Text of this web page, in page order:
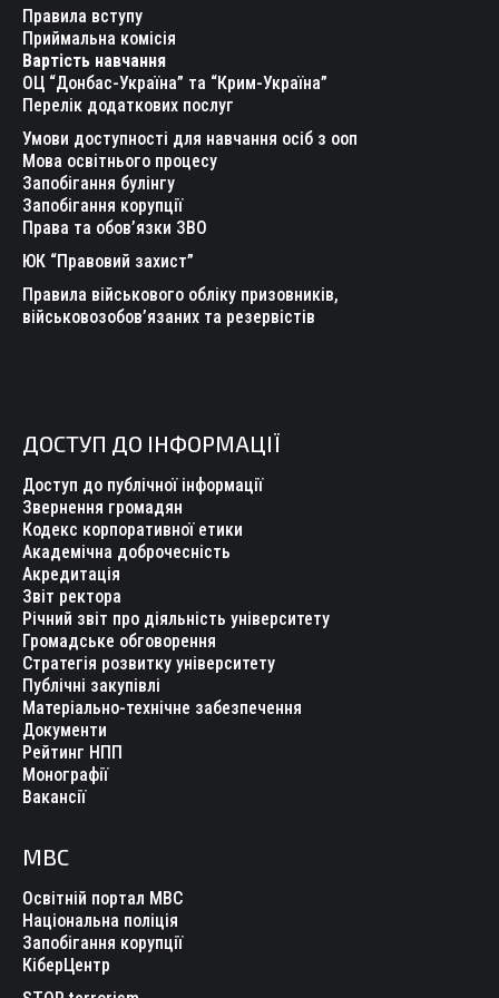
in
new
window
in
new
window
in
new
window
in
new
window
new
Правила вступу
Приймальна комісія
Вартість навчання
ОЦ “Донбас-Україна” та “Крим-Україна”
Перелік додаткових послуг
Умови доступності для навчання осіб з ооп
Мова освітнього процесу
Запобігання булінгу
Запобігання корупції
Права та обов’язки ЗВО
ЮК “Правовий захист”
Правила військового обліку призовників,
військовозобов’язаних та резервістів
ДОСТУП ДО ІНФОРМАЦІЇ
Доступ до публічної інформації
Звернення громадян
Кодекс корпоративної етики
Академічна доброчесність
Акредитація
Звіт ректора
Річний звіт про діяльність університету
Громадське обговорення
Стратегія розвитку університету
Публічні закупівлі
Матеріально-технічне забезпечення
Документи
Рейтинг НПП
Монографії
Вакансії
МВС
Освітній портал МВС
Національна поліція
Запобігання корупції
КіберЦентр